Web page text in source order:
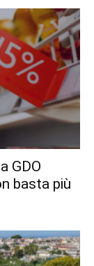
GDO
basta più